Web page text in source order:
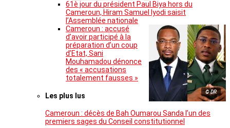
61è jour du président Paul Biya hors du
Cameroun, Hiram Samuel Iyodi saisit
l’Assemblée nationale
© DR
Cameroun : accusé
d’avoir participé à la
préparation d’un coup
d’Etat, Sani
Mouhamadou dénonce
des « accusations
totalement fausses »
Les plus lus
Cameroun : décès de Bah Oumarou Sanda l’un des
premiers sages du Conseil constitutionnel